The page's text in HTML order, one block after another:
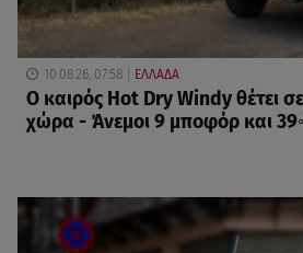
10.08.26, 07:58 ΕΛΛΑΔΑ
Ο καιρός Hot Dry Windy θέτει
χώρα - Άνεμοι 9 μποφόρ και